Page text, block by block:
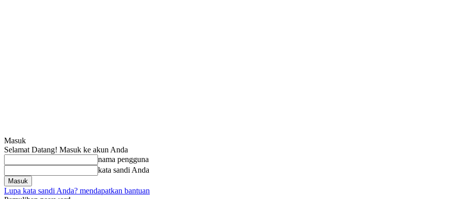
Masuk
Selamat Datang! Masuk ke akun Anda
nama pengguna
kata sandi Anda
Lupa kata sandi Anda? mendapatkan bantuan